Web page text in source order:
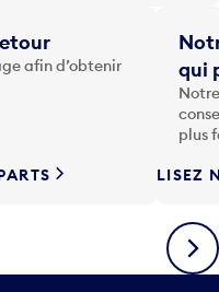
afin d’obtenir
qui
plus
LISEZ